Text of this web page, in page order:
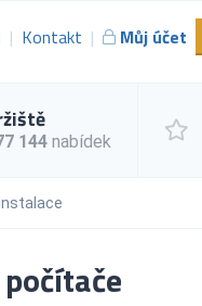
Kontakt Můj účet
144 nabídek